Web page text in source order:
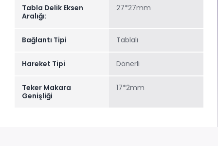
Tabla Delik Eksen
Aralığı:
27*27mm
Bağlantı Tipi Tablalı
Hareket Tipi Dönerli
Teker Makara
Genişliği
17*2mm